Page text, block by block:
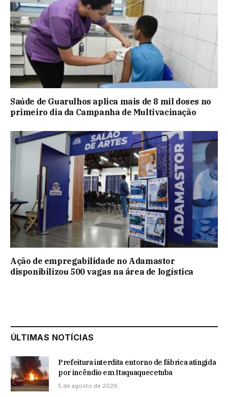
Saúde de Guarulhos aplica mais de 8 mil doses no
primeiro dia da Campanha de Multivacinação
Ação de empregabilidade no Adamastor
disponibilizou 500 vagas na área de logística
ÚLTIMAS NOTÍCIAS
Prefeitura interdita entorno de fábrica atingida
por incêndio em Itaquaquecetuba
5 de agosto de 2026